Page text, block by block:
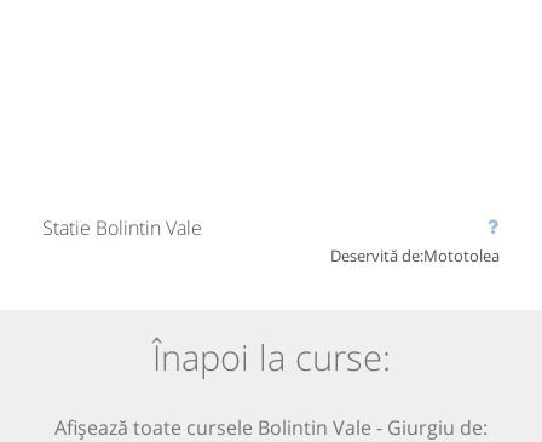
Statie Bolintin Vale
Deservită de:Mototolea
Înapoi la curse:
Afișează toate cursele Bolintin Vale - Giurgiu de: